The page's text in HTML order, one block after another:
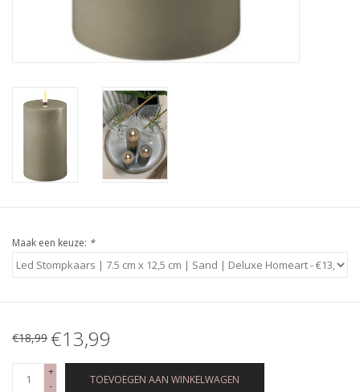
Merken
Maak een keuze: *
€18,99 €13,99
+
-
TOEVOEGEN AAN WINKELWAGEN